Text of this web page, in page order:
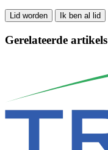
Lid worden Ik ben al lid
Gerelateerde artikels